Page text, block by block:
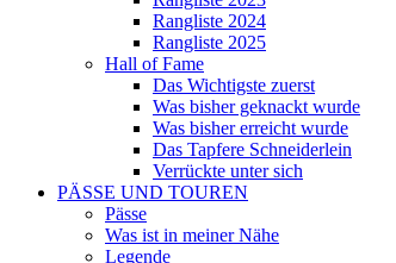
Rangliste 2024
Rangliste 2025
Hall of Fame
Das Wichtigste zuerst
Was bisher geknackt wurde
Was bisher erreicht wurde
Das Tapfere Schneiderlein
Verrückte unter sich
PÄSSE UND TOUREN
Pässe
Was ist in meiner Nähe
Legende